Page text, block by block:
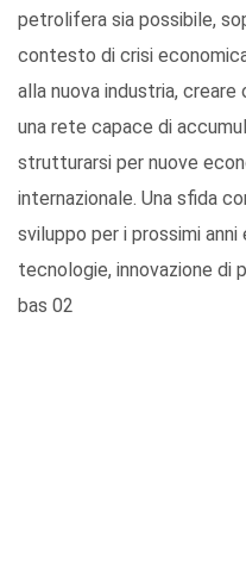
petrolifera sia possibile,
contesto di crisi
alla nuova industria,
una rete capace di
strutturarsi per nuove
internazionale. Una sfida
sviluppo per i prossimi
tecnologie, innovazione di
bas 02